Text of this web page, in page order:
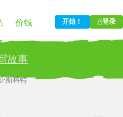
价钱 开始！ 登录
故事
audience.
·斯科特